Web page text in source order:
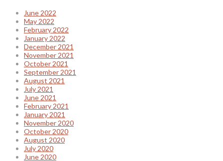
June 2022
May 2022
February 2022
January 2022
December 2021
November 2021
October 2021
September 2021
August 2021
July 2021
June 2021
February 2021
January 2021
November 2020
October 2020
August 2020
July 2020
June 2020